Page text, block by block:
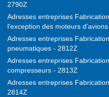
2790Z
Adresses entreprises
l'exception des moteurs
Adresses entreprises
pneumatiques - 2812Z
Adresses entreprises
compresseurs - 2813Z
Adresses entreprises
2814Z